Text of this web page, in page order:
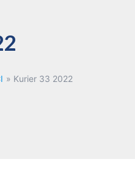
» Kurier 33 2022